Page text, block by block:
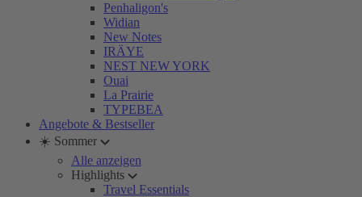
Penhaligon's
Widian
New Notes
IRÄYE
NEST NEW YORK
Ouai
La Prairie
TYPEBEA
Angebote & Bestseller
☀️ Sommer
Alle anzeigen
Highlights
Travel Essentials